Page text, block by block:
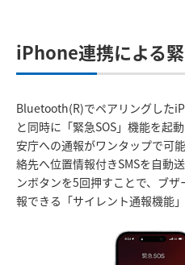
iPhone連携による
Bluetooth(R)でペアリングした
と同時に「緊急SOS」機能を起
安庁への通報がワンタップで可
絡先へ位置情報付きSMSを自動
ンボタンを5回押すことで、ブ
報できる「サイレント通報機能